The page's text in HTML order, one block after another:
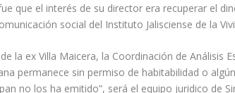
que el interés de su director era recuperar el
social del Instituto Jalisciense de la
la ex Villa Maicera, la Coordinación de Análisis
permanece sin permiso de habitabilidad o
no los ha emitido”, será el equipo juridico de